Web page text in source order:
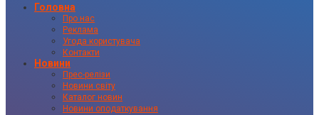
Головна
Про нас
Реклама
Угода користувача
Контакти
Новини
Прес-релізи
Новини світу
Каталог новин
Новини оподаткування